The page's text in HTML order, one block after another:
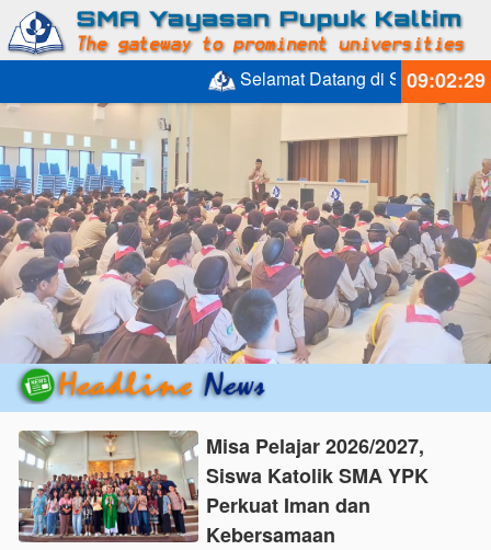
Selamat Datang di SMA Yayasan
09:02:30
Misa Pelajar 2026/2027,
Siswa Katolik SMA YPK
Perkuat Iman dan
Kebersamaan